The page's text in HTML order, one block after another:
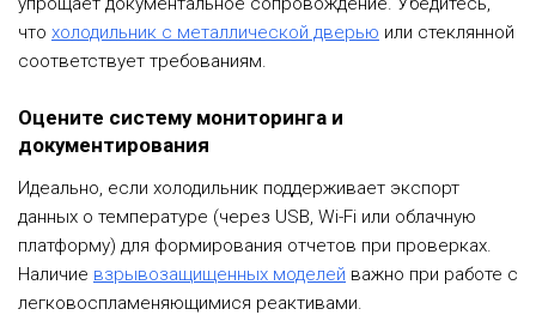
что холодильник с металлической дверью или стеклянной
соответствует требованиям.
Оцените систему мониторинга и
документирования
Идеально, если холодильник поддерживает экспорт
данных о температуре (через USB, Wi-Fi или облачную
платформу) для формирования отчетов при проверках.
Наличие взрывозащищенных моделей важно при работе с
легковоспламеняющимися реактивами.